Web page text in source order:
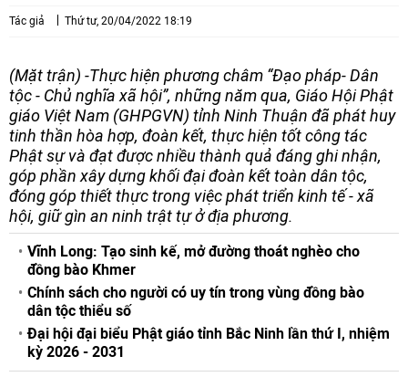
Tác giả Thứ tư, 20/04/2022 18:19
(Mặt trận) -Thực hiện phương châm “Đạo pháp- Dân
tộc - Chủ nghĩa xã hội”, những năm qua, Giáo Hội Phật
giáo Việt Nam (GHPGVN) tỉnh Ninh Thuận đã phát huy
tinh thần hòa hợp, đoàn kết, thực hiện tốt công tác
Phật sự và đạt được nhiều thành quả đáng ghi nhận,
góp phần xây dựng khối đại đoàn kết toàn dân tộc,
đóng góp thiết thực trong việc phát triển kinh tế - xã
hội, giữ gìn an ninh trật tự ở địa phương.
Vĩnh Long: Tạo sinh kế, mở đường thoát nghèo cho
đồng bào Khmer
Chính sách cho người có uy tín trong vùng đồng bào
dân tộc thiểu số
Đại hội đại biểu Phật giáo tỉnh Bắc Ninh lần thứ I, nhiệm
kỳ 2026 - 2031